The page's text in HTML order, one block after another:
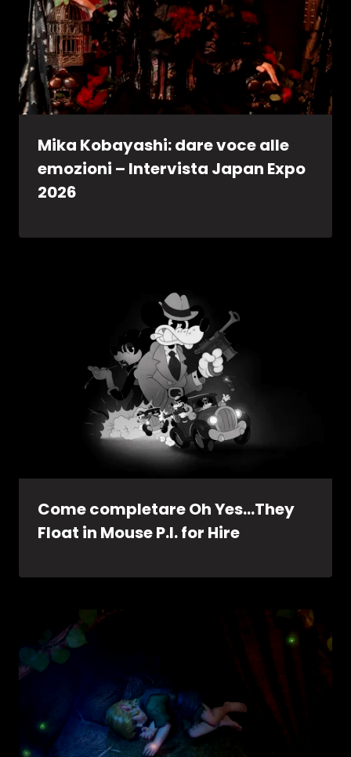
Mika Kobayashi: dare voce alle
emozioni – Intervista Japan Expo
2026
Come completare Oh Yes…They
Float in Mouse P.I. for Hire